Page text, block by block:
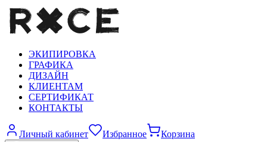
ЭКИПИРОВКА
ГРАФИКА
ДИЗАЙН
КЛИЕНТАМ
СЕРТИФИКАТ
КОНТАКТЫ
Личный кабинет Избранное Корзина